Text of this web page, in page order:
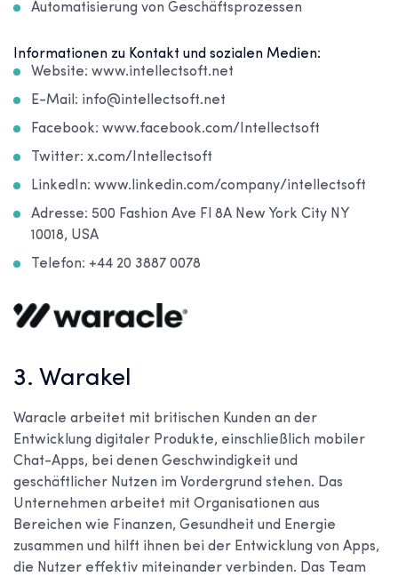
Automatisierung von Geschäftsprozessen
Informationen zu Kontakt und sozialen Medien:
Website: www.intellectsoft.net
E-Mail: info@intellectsoft.net
Facebook: www.facebook.com/Intellectsoft
Twitter: x.com/Intellectsoft
LinkedIn: www.linkedin.com/company/intellectsoft
Adresse: 500 Fashion Ave Fl 8A New York City NY
10018, USA
Telefon: +44 20 3887 0078
3. Warakel
Waracle arbeitet mit britischen Kunden an der
Entwicklung digitaler Produkte, einschließlich mobiler
Chat-Apps, bei denen Geschwindigkeit und
geschäftlicher Nutzen im Vordergrund stehen. Das
Unternehmen arbeitet mit Organisationen aus
Bereichen wie Finanzen, Gesundheit und Energie
zusammen und hilft ihnen bei der Entwicklung von Apps,
die Nutzer effektiv miteinander verbinden. Das Team